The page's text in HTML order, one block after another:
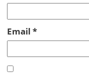
Email*